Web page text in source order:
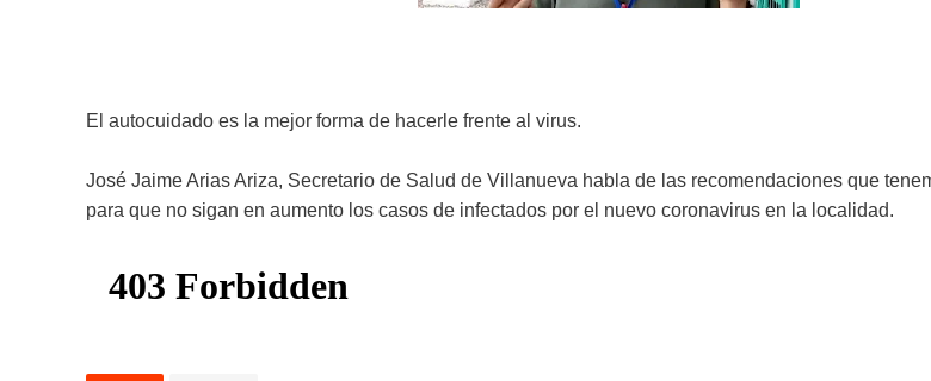
El autocuidado es la mejor forma de hacerle frente al virus.
José Jaime Arias Ariza, Secretario de Salud de Villanueva habla de las recomendaciones que
para que no sigan en aumento los casos de infectados por el nuevo coronavirus en la localidad.